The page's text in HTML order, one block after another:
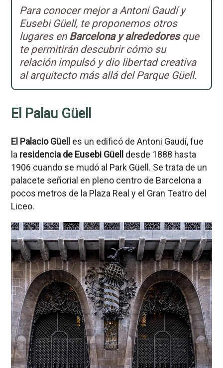
Para conocer mejor a Antoni Gaudí y
Eusebi Güell, te proponemos otros
lugares en Barcelona y alrededoresque
te permitirán descubrir cómo su
relación impulsó y dio libertad creativa
al arquitecto más allá del Parque Güell.
El Palau Güell
El Palacio Güell
es un edificó de Antoni Gaudí, fue
la residencia de Eusebi Güell
desde 1888 hasta
1906 cuando se mudó al Park Güell. Se trata de un
palacete señorial en pleno centro de Barcelona a
pocos metros de la Plaza Real y el Gran Teatro del
Liceo.